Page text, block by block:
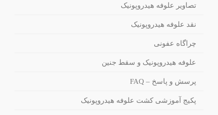
تصاویر علوفه هیدروپونیک
نقد علوفه هیدروپونیک
چراگاه عفونی
علوفه هیدروپونیک و سقط جنین
پرسش و پاسخ – FAQ
پکیج آموزشی کشت علوفه هیدروپونیک